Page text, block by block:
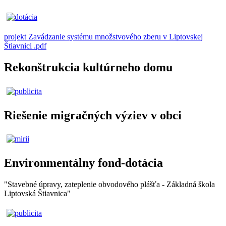
projekt Zavádzanie systému množstvového zberu v Liptovskej
Štiavnici .pdf
Rekonštrukcia kultúrneho domu
Riešenie migračných výziev v obci
Environmentálny fond-dotácia
"Stavebné úpravy, zateplenie obvodového plášťa - Základná škola
Liptovská Štiavnica"